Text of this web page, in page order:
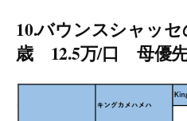
10.バウンスシャッ
歳 12.5万/口 母優